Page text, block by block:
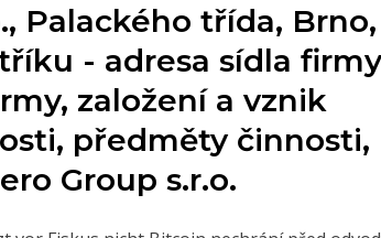
Palackého třída,
- adresa sídla
založení a vznik
předměty činnosti,
Group s.r.o.